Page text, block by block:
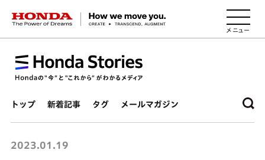
HONDA The Power of Dreams
トップ 新着記事 タグ メールマガジン
2023.01.19